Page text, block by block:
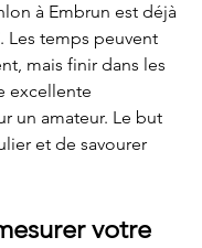
à Embrun est déjà
. Les temps peuvent
mais finir dans les
excellente
un amateur. Le but
et de savourer
votre